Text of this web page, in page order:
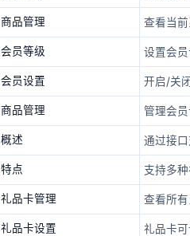
商品管理 查看当
会员等级 设置会
会员设置 开启/关
商品管理 管理会
概述 通过接
特点 支持多
礼品卡管理 查看所
礼品卡设置 礼品卡